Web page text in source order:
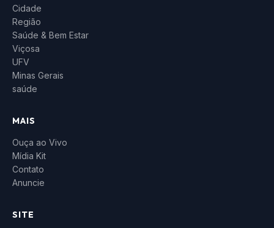
Cidade
Região
Saúde & Bem Estar
Viçosa
UFV
Minas Gerais
saúde
MAIS
Ouça ao Vivo
Mídia Kit
Contato
Anuncie
SITE